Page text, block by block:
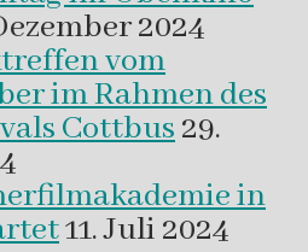
2024
vom
im Rahmen des
Cottbus 29.
in
11. Juli 2024